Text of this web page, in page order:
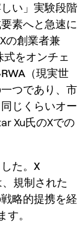
い」実験段階
素へと急速に
の創業者兼
をオンチェ
RWA（現実世
つであり、市
じくらいオー
Xu氏のXでの
た。 X
、規制された
略的提携を経
。